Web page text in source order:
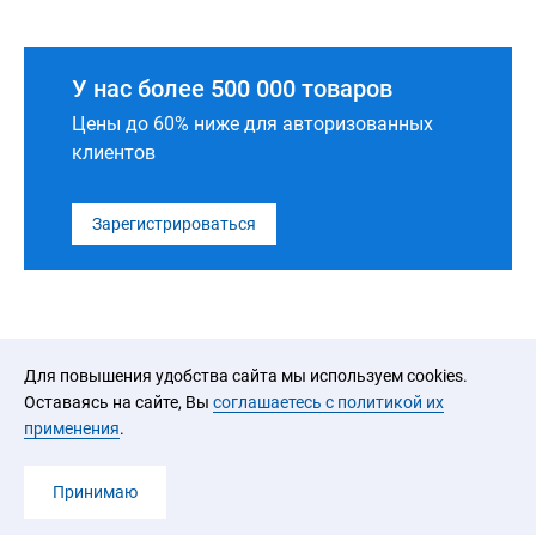
Для повышения удобства сайта мы используем cookies.
Оставаясь на сайте, Вы соглашаетесь с политикой их
применения.
Принимаю
У нас более 500 000 товаров
Цены до 60% ниже для авторизованных
клиентов
Зарегистрироваться